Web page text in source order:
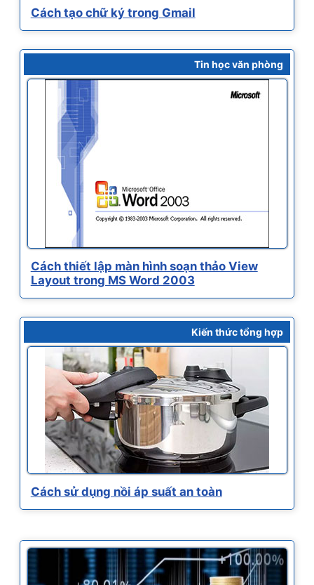
Cách tạo chữ ký trong Gmail
Tin học văn phòng
Cách thiết lập màn hình soạn thảo View
Layout trong MS Word 2003
Kiến thức tổng hợp
Cách sử dụng nồi áp suất an toàn